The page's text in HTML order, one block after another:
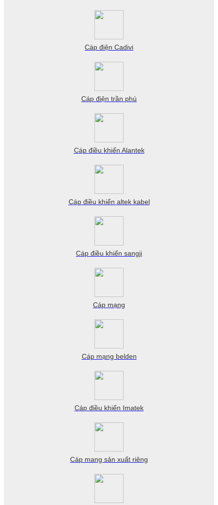
Cáp điện Cadivi
Cáp điện trần phú
Cáp điều khiển Alantek
Cáp điều khiển altek kabel
Cáp điều khiển sangji
Cáp mạng
Cáp mạng belden
Cáp điều khiển Imatek
Cáp mang sản xuất riêng